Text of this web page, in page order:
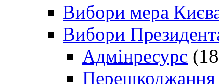
Вибори мера
Вибори
Адмінресурс
Перешкоджання